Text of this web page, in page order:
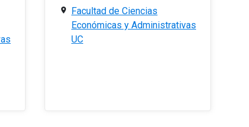
Facultad de Ciencias
Económicas y Administrativas
UC